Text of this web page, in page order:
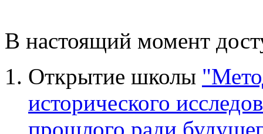
В настоящий момент
Открытие школы
исторического
прошлого ради